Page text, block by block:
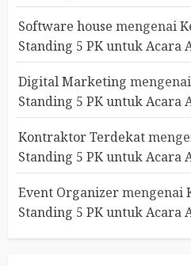
Software house mengenai
Standing 5 PK untuk Acara
Digital Marketing mengenai
Standing 5 PK untuk Acara
Kontraktor Terdekat
Standing 5 PK untuk Acara
Event Organizermengenai
Standing 5 PK untuk Acara